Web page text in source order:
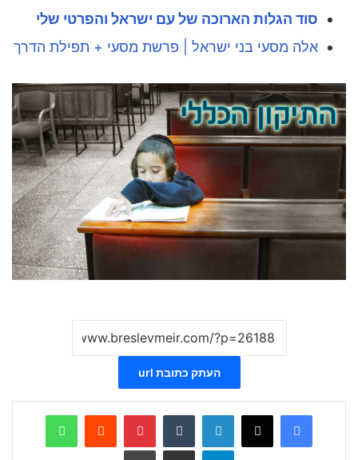
סוד הגלות הארוכה של עם ישראל והפרטי שלי
אלה מסעי בני ישראל | פרשת מסעי + תפילת הדרך
העתק כתובת url
X
Telegram הדפס